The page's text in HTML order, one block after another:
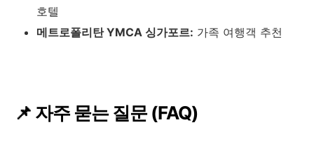
호텔
메트로폴리탄 YMCA 싱가포르: 가족 여행객 추천
📌 자주 묻는 질문 (FAQ)